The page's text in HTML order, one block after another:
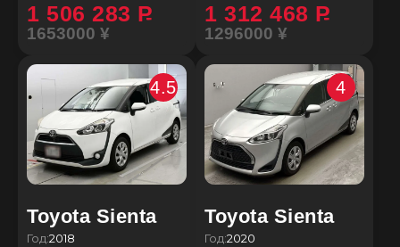
1 506 283 P
1653000 ¥
1 312 468 P
1296000 ¥
Toyota Sienta
4.5
Год:2018
Toyota Sienta
4
Год:2020